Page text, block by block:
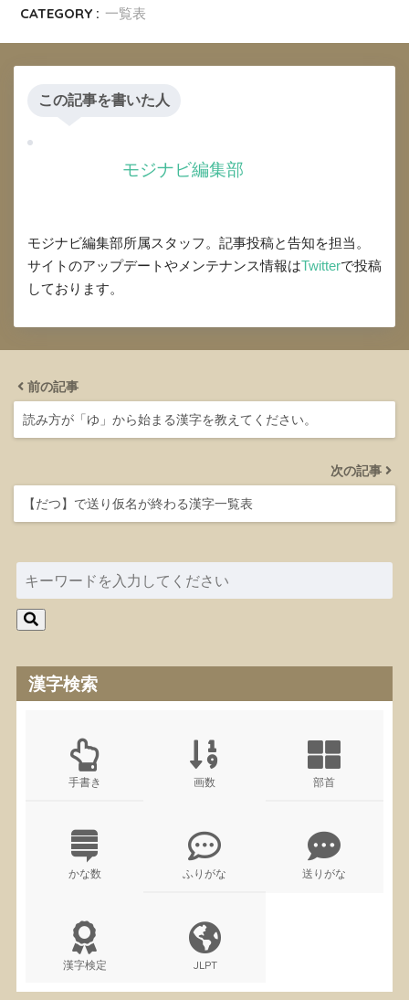
CATEGORY : 一覧表
この記事を書いた人
モジナビ編集部
モジナビ編集部所属スタッフ。記事投稿と告知を担当。
サイトのアップデートやメンテナンス情報はTwitterで投稿
しております。
前の記事
読み方が「ゆ」から始まる漢字を教えてください。
次の記事
【だつ】で送り仮名が終わる漢字一覧表
漢字検索
手書き 画数 部首
かな数 ふりがな 送りがな
漢字検定 JLPT